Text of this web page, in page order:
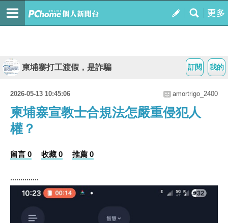
我的
訂閱
柬埔寨打工渡假，是詐騙
2026-05-13 10:45:06 amortrigo_2400
柬埔寨宣教士合規法怎嚴重侵犯人
權？
留言 0 收藏 0 推薦 0
..............